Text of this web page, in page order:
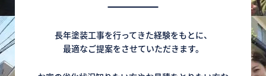
【外壁が色あせてきた！】塗り替えた方がいい
の？まだ大丈夫？の疑問を解消！
長年塗装工事を行ってきた経験をもとに、
最適なご提案をさせていただきます。